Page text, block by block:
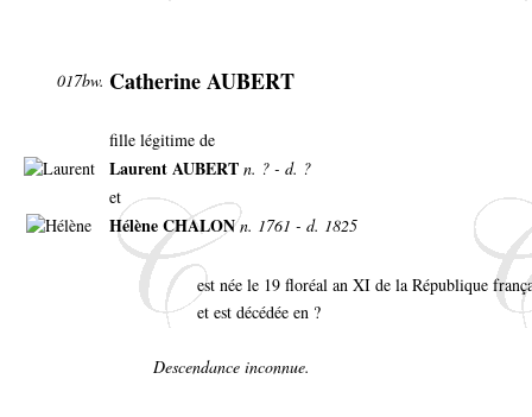
017bw. Catherine AUBERT
fille légitime de
Laurent AUBERT n. ? - d. ?
et
Hélène CHALONn. 1761 - d. 1825
est née le 19 floréal an XI de la République
et est décédée en ?
Descendance inconnue.